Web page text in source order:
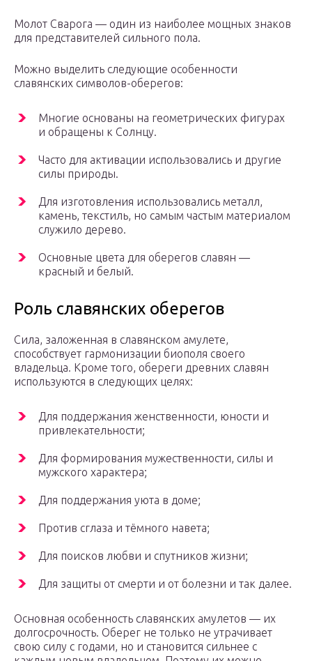
Молот Сварога — один из наиболее мощных знаков
для представителей сильного пола.
Можно выделить следующие особенности
славянских символов-оберегов:
Многие основаны на геометрических фигурах
и обращены к Солнцу.
Часто для активации использовались и другие
силы природы.
Для изготовления использовались металл,
камень, текстиль, но самым частым материалом
служило дерево.
Основные цвета для оберегов славян —
красный и белый.
Роль славянских оберегов
Сила, заложенная в славянском амулете,
способствует гармонизации биополя своего
владельца. Кроме того, обереги древних славян
используются в следующих целях:
Для поддержания женственности, юности и
привлекательности;
Для формирования мужественности, силы и
мужского характера;
Для поддержания уюта в доме;
Против сглаза и тёмного навета;
Для поисков любви и спутников жизни;
Для защиты от смерти и от болезни и так далее.
Основная особенность славянских амулетов — их
долгосрочность. Оберег не только не утрачивает
свою силу с годами, но и становится сильнее с